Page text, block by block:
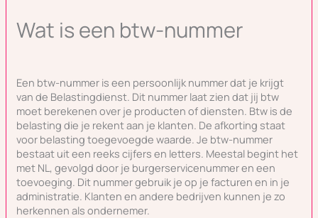
Wat is een btw-nummer
Een btw-nummer is een persoonlijk nummer dat je krijgt
van de Belastingdienst. Dit nummer laat zien dat jij btw
moet berekenen over je producten of diensten. Btw is de
belasting die je rekent aan je klanten. De afkorting staat
voor belasting toegevoegde waarde. Je btw-nummer
bestaat uit een reeks cijfers en letters. Meestal begint het
met NL, gevolgd door je burgerservicenummer en een
toevoeging. Dit nummer gebruik je op je facturen en in je
administratie. Klanten en andere bedrijven kunnen je zo
herkennen als ondernemer.